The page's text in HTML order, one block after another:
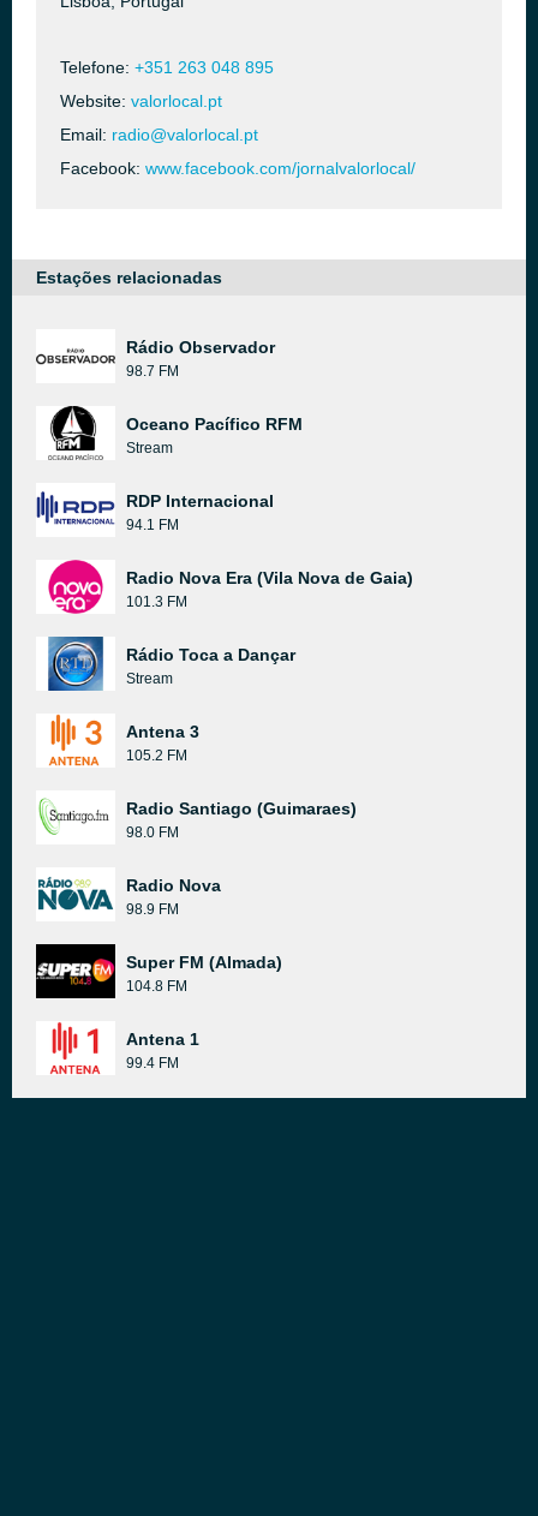
Telefone: +351 263 048 895
Website: valorlocal.pt
Email: radio@valorlocal.pt
Facebook: www.facebook.com/jornalvalorlocal/
Estações relacionadas
Rádio Observador
98.7 FM
Oceano Pacífico RFM
Stream
RDP Internacional
94.1 FM
Radio Nova Era (Vila Nova de Gaia)
101.3 FM
Rádio Toca a Dançar
Stream
Antena 3
105.2 FM
Radio Santiago (Guimaraes)
98.0 FM
Radio Nova
98.9 FM
Super FM (Almada)
104.8 FM
Antena 1
99.4 FM